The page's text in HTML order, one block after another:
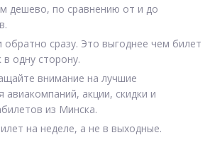
дешево, по сравнению от и до
обратно сразу. Это выгоднее чем билет
одну сторону.
внимание на лучшие
авиакомпаний, акции, скидки и
из Минска.
на неделе, а не в выходные.